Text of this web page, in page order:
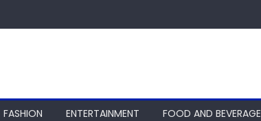
FASHION ENTERTAINMENT FOOD AND BEVERAGE